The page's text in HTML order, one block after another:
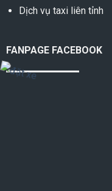
Dịch vụ taxi liên tỉnh
FANPAGE FACEBOOK